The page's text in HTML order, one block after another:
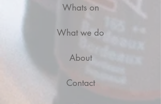
Whats on
What we do
About
Contact